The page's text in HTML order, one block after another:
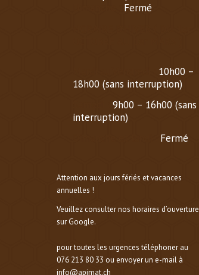
Fermé
10h00 –
18h00 (sans interruption)
9h00 – 16h00 (sans
interruption)
Fermé
Attention aux jours fériés et vacances
annuelles !
Veuillez consulter nos horaires d’ouverture
sur Google.
pour toutes les urgences téléphoner au
076 213 80 33 ou envoyer un e-mail à
info@apimat.ch